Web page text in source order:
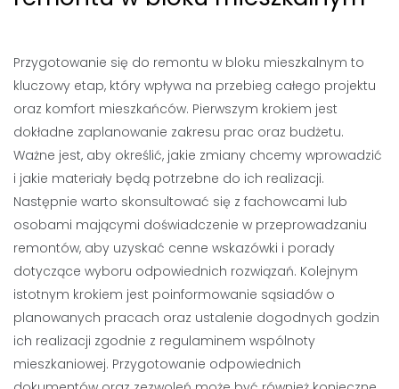
Przygotowanie się do remontu w bloku mieszkalnym to
kluczowy etap, który wpływa na przebieg całego projektu
oraz komfort mieszkańców. Pierwszym krokiem jest
dokładne zaplanowanie zakresu prac oraz budżetu.
Ważne jest, aby określić, jakie zmiany chcemy wprowadzić
i jakie materiały będą potrzebne do ich realizacji.
Następnie warto skonsultować się z fachowcami lub
osobami mającymi doświadczenie w przeprowadzaniu
remontów, aby uzyskać cenne wskazówki i porady
dotyczące wyboru odpowiednich rozwiązań. Kolejnym
istotnym krokiem jest poinformowanie sąsiadów o
planowanych pracach oraz ustalenie dogodnych godzin
ich realizacji zgodnie z regulaminem wspólnoty
mieszkaniowej. Przygotowanie odpowiednich